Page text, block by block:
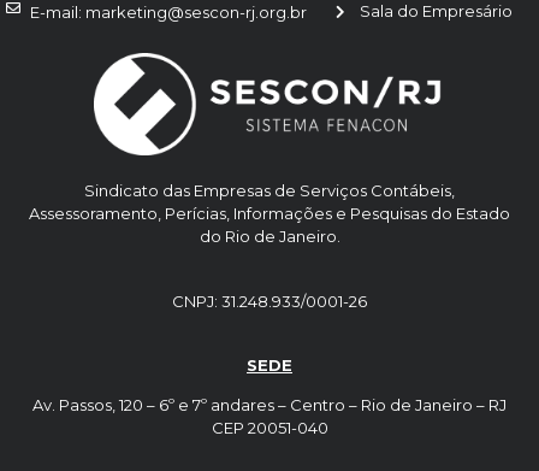
Sindicato das Empresas de Serviços Contábeis,
Assessoramento, Perícias, Informações e Pesquisas do Estado
do Rio de Janeiro.
CNPJ: 31.248.933/0001-26
SEDE
Av. Passos, 120 – 6º e 7º andares – Centro – Rio de Janeiro – RJ
CEP 20051-040
Sala do Empresário
E-mail: marketing@sescon-rj.org.br